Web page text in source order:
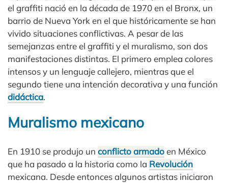
el graffiti nació en la década de 1970 en el Bronx, un
barrio de Nueva York en el que históricamente se han
vivido situaciones conflictivas. A pesar de las
semejanzas entre el graffiti y el muralismo, son dos
manifestaciones distintas. El primero emplea colores
intensos y un lenguaje callejero, mientras que el
segundo tiene una intención decorativa y una función
didáctica.
Muralismo mexicano
En 1910 se produjo un conflicto armadoen México
que ha pasado a la historia como la Revolución
mexicana. Desde entonces algunos artistas iniciaron